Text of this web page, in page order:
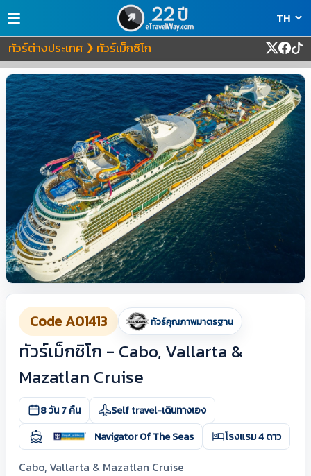
≡
ทัวร์ต่างประเทศ ❯ ทัวร์เม็กซิโก
Code A01413 ทัวร์คุณภาพมาตรฐาน
ทัวร์เม็กซิโก - Cabo, Vallarta &
Mazatlan Cruise
8 วัน 7 คืน
Self travel-เดินทางเอง
Navigator Of The Seas
โรงแรม 4 ดาว
Cabo, Vallarta & Mazatlan Cruise